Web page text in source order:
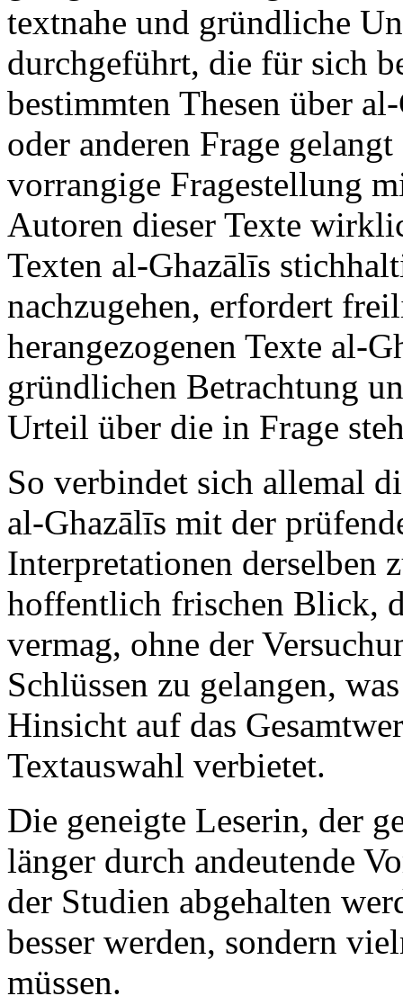
textnahe und gründliche
durchgeführt, die für sich
bestimmten Thesen über
oder anderen Frage
vorrangige Fragestellung
Autoren dieser Texte
Texten al-Ghazālīs
nachzugehen, erfordert
herangezogenen Texte al-
gründlichen Betrachtung
Urteil über die in Frage
So verbindet sich allemal
al-Ghazālīs mit der
Interpretationen derselben
hoffentlich frischen Blick,
vermag, ohne der
Schlüssen zu gelangen,
Hinsicht auf das
Textauswahl verbietet.
Die geneigte Leserin, der
länger durch andeutende
der Studien abgehalten
besser werden, sondern
müssen.